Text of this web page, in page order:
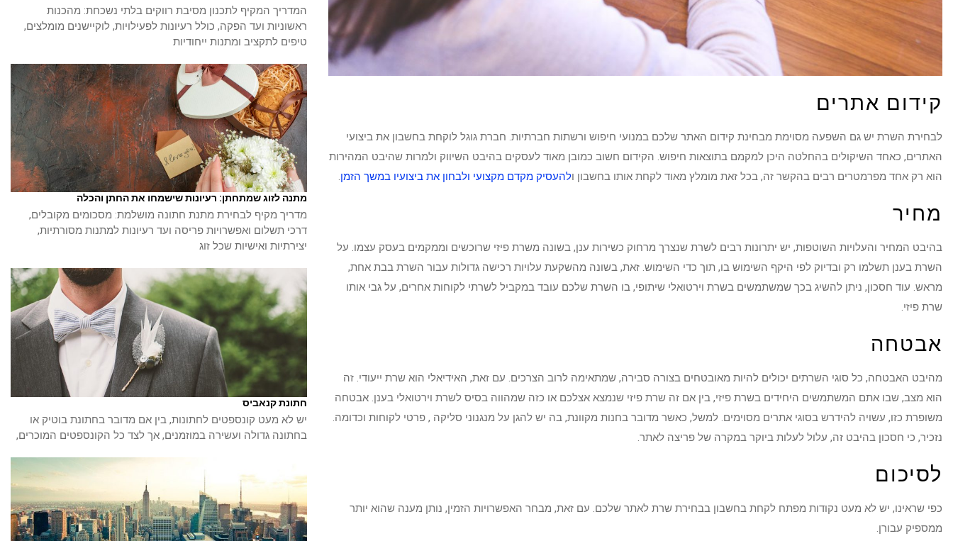
קידום אתרים
לבחירת השרת יש גם השפעה מסוימת מבחינת קידום האתר שלכם במנועי חיפוש ורשתות חברתיות. חברת גוגל לוקחת בחשבון את ביצועי
האתרים, כאחד השיקולים בהחלטה היכן למקמם בתוצאות חיפוש. הקידום חשוב כמובן מאוד לעסקים בהיבט השיווק ולמרות שהיבט המהירות
הוא רק אחד מפרמטרים רבים בהקשר זה, בכל זאת מומלץ מאוד לקחת אותו בחשבון ולהעסיק מקדם מקצועי ולבחון את ביצועיו במשך הזמן.
מחיר
בהיבט המחיר והעלויות השוטפות, יש יתרונות רבים לשרת שנצרך מרחוק כשירות ענן, בשונה משרת פיזי שרוכשים וממקמים בעסק עצמו. על
השרת בענן תשלמו רק ובדיוק לפי היקף השימוש בו, תוך כדי השימוש. זאת, בשונה מהשקעת עלויות רכישה גדולות עבור השרת בבת אחת,
מראש. עוד חסכון, ניתן להשיג בכך שמשתמשים בשרת וירטואלי שיתופי, בו השרת שלכם עובד במקביל לשרתי לקוחות אחרים, על גבי אותו
שרת פיזי.
אבטחה
מהיבט האבטחה, כל סוגי השרתים יכולים להיות מאובטחים בצורה סבירה, שמתאימה לרוב הצרכים. עם זאת, האידיאלי הוא שרת ייעודי. זה
הוא מצב, שבו אתם המשתמשים היחידים בשרת פיזי, בין אם זה שרת פיזי שנמצא אצלכם או כזה שמהווה בסיס לשרת וירטואלי בענן. אבטחה
משופרת כזו, עשויה להידרש בסוגי אתרים מסוימים. למשל, כאשר מדובר בחנות מקוונת, בה יש להגן על מנגנוני סליקה , פרטי לקוחות וכדומה.
נזכיר, כי חסכון בהיבט זה, עלול לעלות ביוקר במקרה של פריצה לאתר.
לסיכום
כפי שראינו, יש לא מעט נקודות מפתח לקחת בחשבון בבחירת שרת לאתר שלכם. עם זאת, מבחר האפשרויות הזמין, נותן מענה שהוא יותר
ממספיק עבורן.
המדריך המקיף לתכנון מסיבת רווקים בלתי נשכחת: מהכנות
ראשוניות ועד הפקה, כולל רעיונות לפעילויות, לוקיישנים מומלצים,
טיפים לתקציב ומתנות ייחודיות
מתנה לזוג שמתחתן: רעיונות שישמחו את החתן והכלה
מדריך מקיף לבחירת מתנת חתונה מושלמת: מסכומים מקובלים,
דרכי תשלום ואפשרויות פריסה ועד רעיונות למתנות מסורתיות,
יצירתיות ואישיות שכל זוג
חתונת קנאביס
יש לא מעט קונספטים לחתונות, בין אם מדובר בחתונת בוטיק או
בחתונה גדולה ועשירה במוזמנים, אך לצד כל הקונספטים המוכרים,